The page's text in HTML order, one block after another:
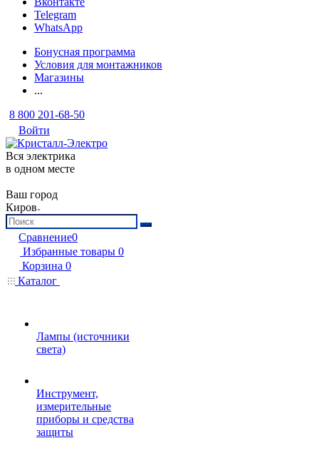
Telegram
WhatsApp
Бонусная программа
Условия для монтажников
Магазины
...
8 800 201-68-50
Войти
Вся электрика
в одном месте
Ваш город
Киров
Сравнение0
Избранные товары 0
Корзина 0
Каталог
Лампы (источники
света)
Инструмент,
измерительные
приборы и средства
защиты